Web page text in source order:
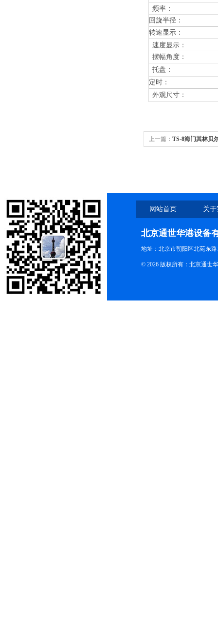
频率：
回旋半径：
转速显示：
速度显示：
摆幅角度 ：
托盘：
定时：
外观尺寸：
上一篇： TS-8海门其林贝
网站首页 关
北京通世华港设备
地址：北京市朝阳区北苑东路
© 2026 版权所有：北京通世